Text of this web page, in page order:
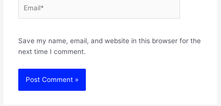
Save my name, email, and website in this browser for the
next time I comment.